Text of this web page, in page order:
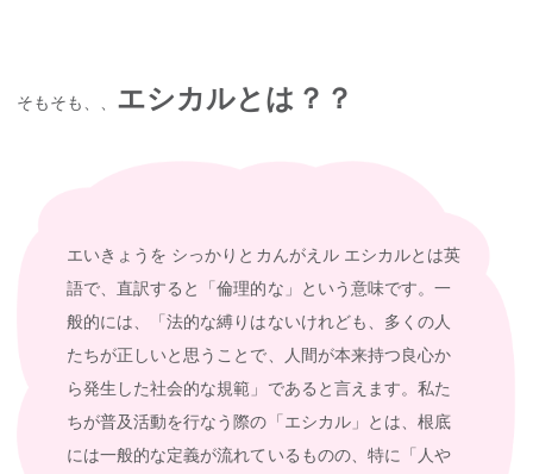
そもそも、、 エシカルとは？？
エいきょうを シっかりとカんがえル エシカルとは英
語で、直訳すると「倫理的な」という意味です。一
般的には、「法的な縛りはないけれども、多くの人
たちが正しいと思うことで、人間が本来持つ良心か
ら発生した社会的な規範」であると言えます。私た
ちが普及活動を行なう際の「エシカル」とは、根底
には一般的な定義が流れているものの、特に「人や